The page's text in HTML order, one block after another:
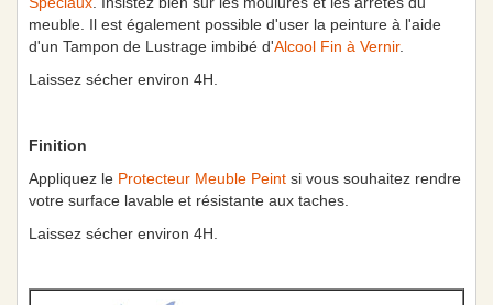
meuble. Il est également possible d'user la peinture à l'aide
d'un Tampon de Lustrage imbibé d'Alcool Fin à Vernir.
Laissez sécher environ 4H.
Finition
Appliquez le Protecteur Meuble Peint si vous souhaitez rendre
votre surface lavable et résistante aux taches.
Laissez sécher environ 4H.